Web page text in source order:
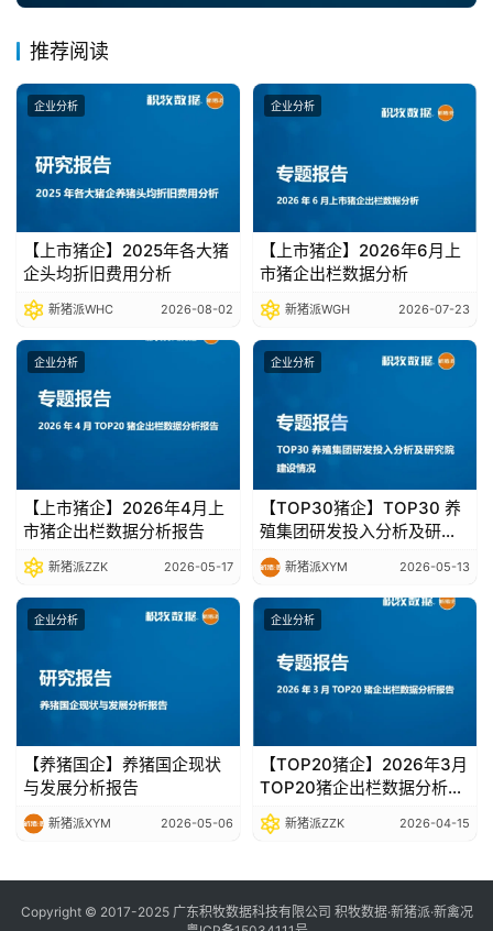
据
表
今
日
猪
价
推荐阅读
企业分析
【上市猪企】2025年各大猪
企头均折旧费用分析
新猪派WHC 2026-08-02
企业分析
【上市猪企】2026年6月上
市猪企出栏数据分析
新猪派WGH 2026-07-23
企业分析
【上市猪企】2026年4月上
市猪企出栏数据分析报告
新猪派ZZK 2026-05-17
企业分析
【TOP30猪企】TOP30 养
殖集团研发投入分析及研究
院建设情况
新猪派XYM 2026-05-13
企业分析
【养猪国企】养猪国企现状
与发展分析报告
新猪派XYM 2026-05-06
企业分析
【TOP20猪企】2026年3月
TOP20猪企出栏数据分析报
告
新猪派ZZK 2026-04-15
Copyright © 2017-2025 广东积牧数据科技有限公司 积牧数据·新猪派·新禽况